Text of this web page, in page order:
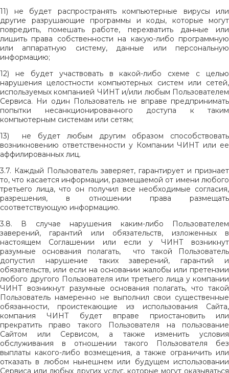
11) не будет распространять компьютерные вирусы или
другие разрушающие программы и коды, которые могут
повредить, помешать работе, перехватить данные или
лишить права собственности на какую-либо программную
или аппаратную систему, данные или персональную
информацию;
12) не будет участвовать в какой-либо схеме с целью
нарушения целостности компьютерных систем или сетей,
используемых компанией ЧИНТ и/или любым Пользователем
Сервиса. Ни один Пользователь не вправе предпринимать
попытки несанкционированного доступа к таким
компьютерным системам или сетям;
13)
не будет любым другим образом способствовать
возникновению ответственности у Компании ЧИНТ или ее
аффилированных лиц.
3.7. Каждый Пользователь заверяет, гарантирует и признает
то, что касается информации, размещаемой от имени любого
третьего лица, что он получил все необходимые согласия,
разрешения, в отношении права размещать
соответствующую информацию.
3.8.
В случае нарушения каким-либо Пользователем
заверений, гарантий или обязательств, изложенных в
настоящем Соглашении или если у ЧИНТ возникнут
разумные основания полагать, что такой Пользователь
допустил нарушение таких заверений, гарантий и
обязательств, или если на основании жалобы или претензии
любого другого Пользователя или третьего лица у компании
ЧИНТ возникнут разумные основания полагать, что такой
Пользователь намеренно не выполнил свои существенные
обязанности, проистекающие из использования Сайта,
компания ЧИНТ будет вправе приостановить или
прекратить право такого Пользователя на пользование
Сайтом или Сервисом, а также изменить условия
обслуживания в отношении такого Пользователя без
выплаты какого-либо возмещения, а также ограничить или
отказать в любом нынешнем или будущем использовании
Сервиса или любых других услуг, которые могут оказываться